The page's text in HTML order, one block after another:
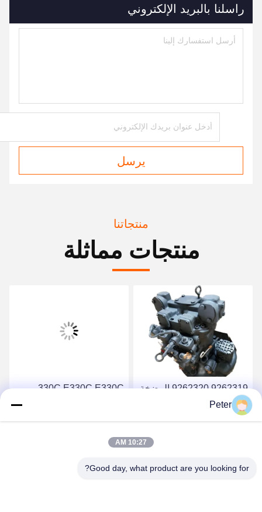
راسلنا بالبريد الإلكتروني
يرسل
منتجاتنا
منتجات مماثلة
9262319 9262320 المضخة
الهيدروليكية الرئيسية
HPV118 ZX200-3 ZX230
330C E330C E330C
2703 2160038 2160039
Peter
10:27 AM
Good day, what product are you looking for?